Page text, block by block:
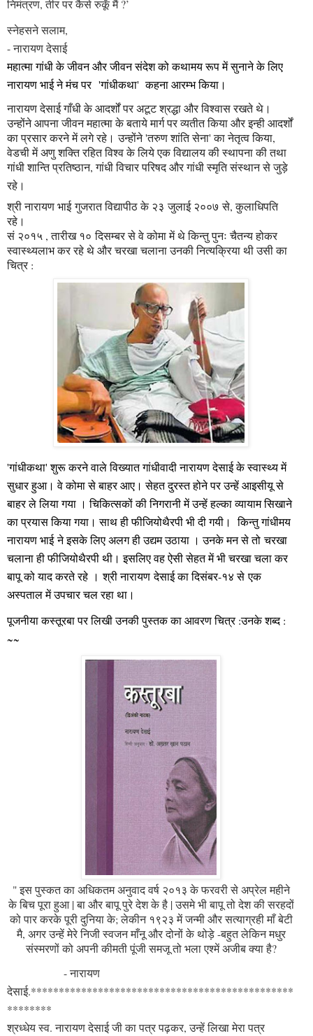
निमंत्रण, तीर पर कैसे रुकूँ मैं ?’
स्नेहसने सलाम,
- नारायण देसाई
महात्मा गांधी के जीवन और जीवन संदेश को कथामय रूप में सुनाने के लिए
नारायण भाई ने मंच पर 'गांधीकथा' कहना आरम्भ किया।
नारायण देसाई गाँधी के आदर्शों पर अटूट श्रद्धा और विश्वास रखते थे।
उन्होंने आपना जीवन महात्मा के बताये मार्ग पर व्यतीत किया और इन्ही आदर्शों
का प्रसार करने में लगे रहे।उन्होंने 'तरुण शांति सेना' का नेतृत्व किया,
वेडची में अणु शक्ति रहित विश्व के लिये एक विद्यालय की स्थापना की तथा
गांधी शान्ति प्रतिष्ठान, गांधी विचार परिषद और गांधी स्मृति संस्थान से जुड़े
रहे।
श्री नारायण भाई गुजरात विद्यापीठ के २३ जुलाई २००७ से, कुलाधिपति
रहे।
सं २०१५ , तारीख १० दिसम्बर से वे कोमा में थे किन्तु पुनः चैतन्य होकर
स्वास्थ्यलाभ कर रहे थे और चरखा चलाना उनकी नित्यक्रिया थी उसी का
चित्र :
'गांधीकथा' शुरू करने वाले विख्यात गांधीवादी नारायण देसाई के स्वास्थ्य में
सुधार हुआ। वे कोमा से बाहर आए। सेहत दुरस्त होने पर उन्हें आइसीयू से
बाहर ले लिया गया । चिकित्सकों की निगरानी में उन्हें हल्का व्यायाम सिखाने
का प्रयास किया गया। साथ ही फीजियोथैरपी भी दी गयी। किन्तु गांधीमय
नारायण भाई ने इसके लिए अलग ही उद्यम उठाया । उनके मन से तो चरखा
चलाना ही फीजियोथैरपी थी। इसलिए वह ऐसी सेहत में भी चरखा चला कर
बापू को याद करते रहे ।श्री नारायण देसाई का दिसंबर-१४ से एक
अस्पताल में उपचार चल रहा था।
पूजनीया कस्तूरबा पर लिखी उनकी पुस्तक का आवरण चित्र :उनके शब्द :
~~
" इस पुस्कत का अधिकतम अनुवाद वर्ष २०१३ के फरवरी से अप्रेल महीने
के बिच पूरा हुआ | बा और बापू पुरे देश के है | उसमे भी बापू तो देश की सरहदों
को पार करके पूरी दुनिया के; लेकीन १९२३ में जन्मी और सत्याग्रही माँ बेटी
मै, अगर उन्हें मेरे निजी स्वजन माँनू और दोनों के थोड़े -बहुत लेकिन मधुर
संस्मरणों को अपनी कीमती पूंजी समजू तो भला एश्में अजीब क्या है?
- नारायण
देसाई.***********************************************
********
श्रध्धेय स्व. नारायण देसाई जी का पत्र पढ़कर, उन्हें लिखा मेरा पत्र